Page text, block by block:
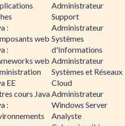
:
web
:
web
EE
cours Java
:
Administrateur
Support
Administrateur
Systèmes
d'Informations
Administrateur
Systèmes et Réseaux
Cloud
Administrateur
Windows Server
Analyste